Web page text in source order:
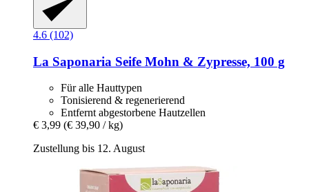
4.6 (102)
La Saponaria Seife Mohn & Zypresse, 100 g
Für alle Hauttypen
Tonisierend & regenerierend
Entfernt abgestorbene Hautzellen
€ 3,99 (€ 39,90 / kg)
Zustellung bis 12. August